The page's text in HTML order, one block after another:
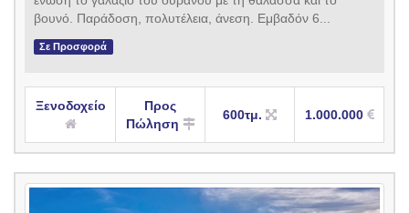
βουνό. Παράδοση, πολυτέλεια, άνεση. Εμβαδόν 6...
Σε Προσφορά
Ξενοδοχείο
Προς
Πώληση
600τμ. 1.000.000